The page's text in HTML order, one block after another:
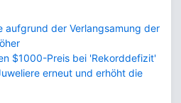
der Verlangsamung der
$1000-Preis bei 'Rekorddefizit'
erneut und erhöht die